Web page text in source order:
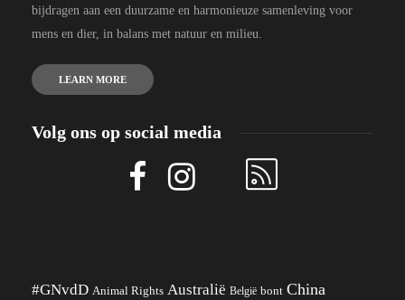
bijdragen aan een duurzame en harmonieuze samenleving voor
mens en dier, in balans met natuur en milieu.
LEARN MORE
Volg ons op social media
#GNvdD Animal Rights Australië België bont China